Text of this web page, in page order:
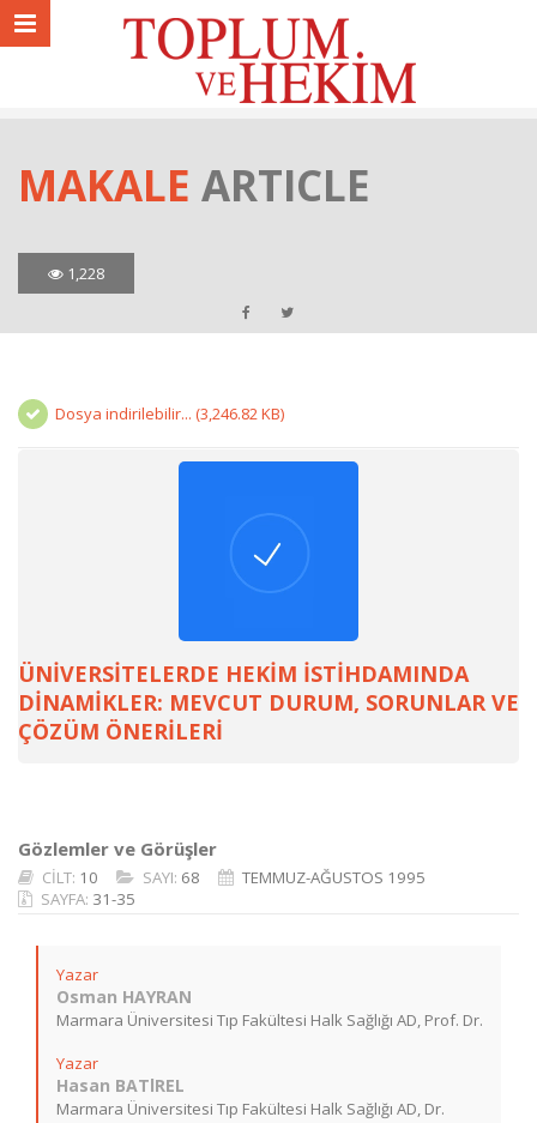
MAKALE ARTICLE
1,228
Dosya indirilebilir... (3,246.82 KB)
ÜNİVERSİTELERDE HEKİM İSTİHDAMINDA
DİNAMİKLER: MEVCUT DURUM, SORUNLAR VE
ÇÖZÜM ÖNERİLERİ
Gözlemler ve Görüşler
CİLT: 10 SAYI: 68
TEMMUZ-AĞUSTOS 1995
SAYFA: 31-35
Yazar
Osman HAYRAN
Marmara Üniversitesi Tıp Fakültesi Halk Sağlığı AD, Prof. Dr.
Yazar
Hasan BATlREL
Marmara Üniversitesi Tıp Fakültesi Halk Sağlığı AD, Dr.